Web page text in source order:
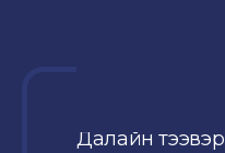
Далайн тээвэр